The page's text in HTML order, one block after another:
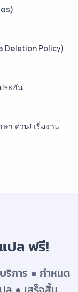
ราคาเริ่มต้น 150฿
าคาเริ่มต้น 150฿
าเริ่มต้น 150฿
าคาเริ่มต้น 150฿
Deletion Policy)
ระกัน
า ด่วน! เริ่มงาน
ปล ฟรี!
ริการ ● กำหนด